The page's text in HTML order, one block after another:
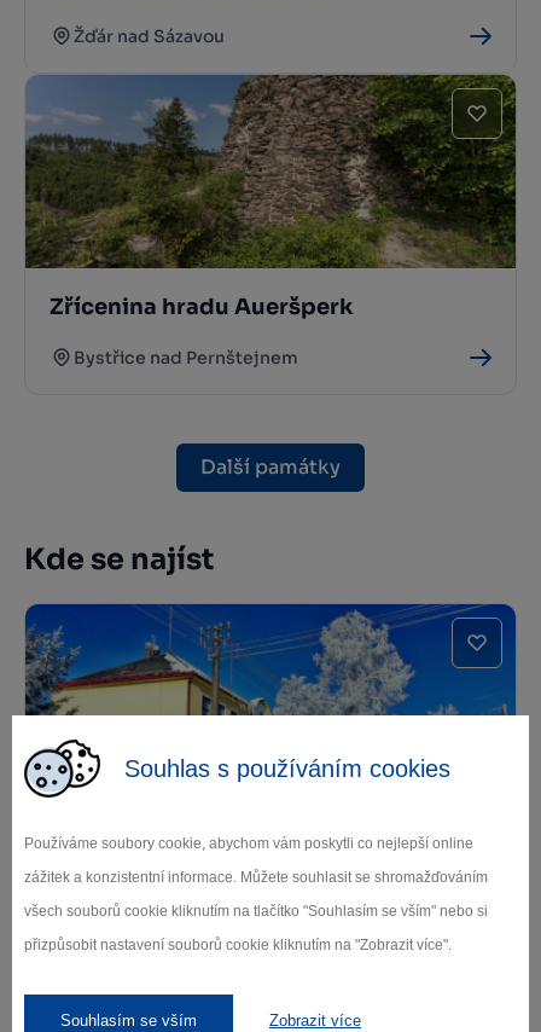
Souhlas s používáním cookies
Používáme soubory cookie, abychom vám poskytli co nejlepší online
zážitek a konzistentní informace. Můžete souhlasit se shromažďováním
všech souborů cookie kliknutím na tlačítko "Souhlasím se vším" nebo si
přizpůsobit nastavení souborů cookie kliknutím na "Zobrazit více".
Souhlasím se vším Zobrazit více
Žďár nad Sázavou
Zřícenina hradu Aueršperk
Bystřice nad Pernštejnem
Další památky
Kde se najíst
Hotel restaurace U Šimáka
Žďár nad Sázavou